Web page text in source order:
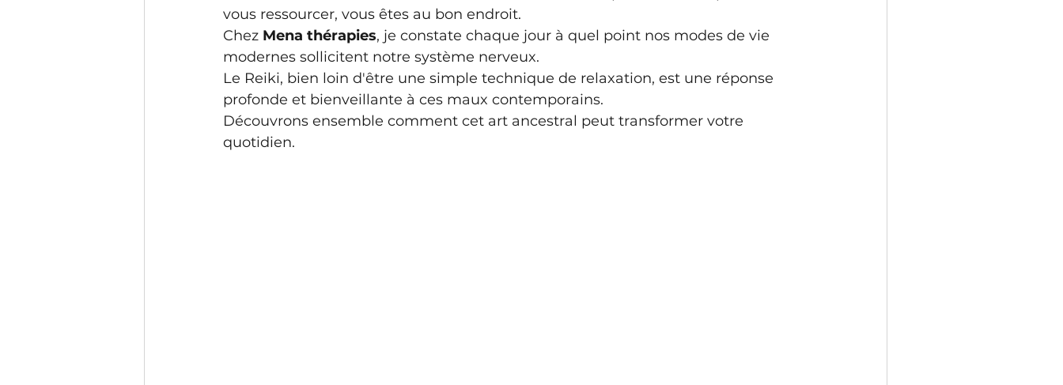
vous ressourcer, vous êtes au bon endroit.
Chez Mena thérapies, je constate chaque jour à quel point nos modes de vie
modernes sollicitent notre système nerveux.
Le Reiki, bien loin d'être une simple technique de relaxation, est une réponse
profonde et bienveillante à ces maux contemporains.
Découvrons ensemble comment cet art ancestral peut transformer votre
quotidien.